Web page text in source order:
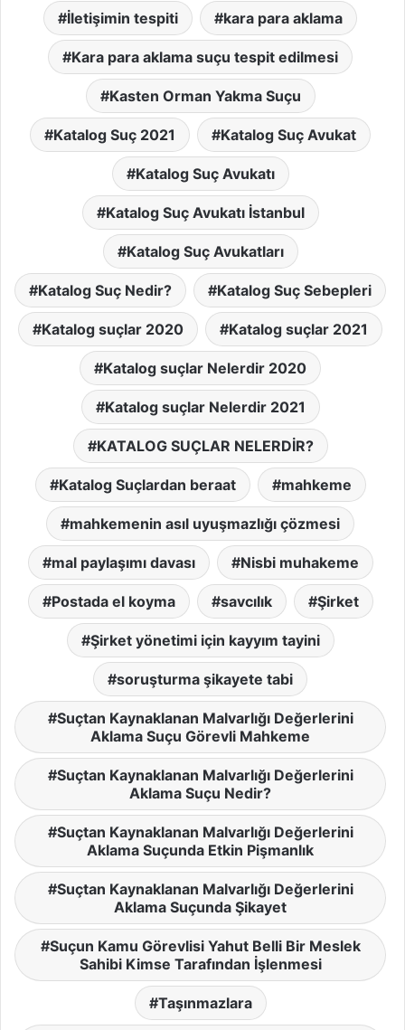
İletişimin tespiti kara para aklama
Kara para aklama suçu tespit edilmesi
Kasten Orman Yakma Suçu
Katalog Suç 2021 Katalog Suç Avukat
Katalog Suç Avukatı
Katalog Suç Avukatı İstanbul
Katalog Suç Avukatları
Katalog Suç Nedir? Katalog Suç Sebepleri
Katalog suçlar 2020 Katalog suçlar 2021
Katalog suçlar Nelerdir 2020
Katalog suçlar Nelerdir 2021
KATALOG SUÇLAR NELERDİR?
Katalog Suçlardan beraat mahkeme
mahkemenin asıl uyuşmazlığı çözmesi
mal paylaşımı davası Nisbi muhakeme
Postada el koyma savcılık Şirket
Şirket yönetimi için kayyım tayini
soruşturma şikayete tabi
Suçtan Kaynaklanan Malvarlığı Değerlerini
Aklama Suçu Görevli Mahkeme
Suçtan Kaynaklanan Malvarlığı Değerlerini
Aklama Suçu Nedir?
Suçtan Kaynaklanan Malvarlığı Değerlerini
Aklama Suçunda Etkin Pişmanlık
Suçtan Kaynaklanan Malvarlığı Değerlerini
Aklama Suçunda Şikayet
Suçun Kamu Görevlisi Yahut Belli Bir Meslek
Sahibi Kimse Tarafından İşlenmesi
Taşınmazlara